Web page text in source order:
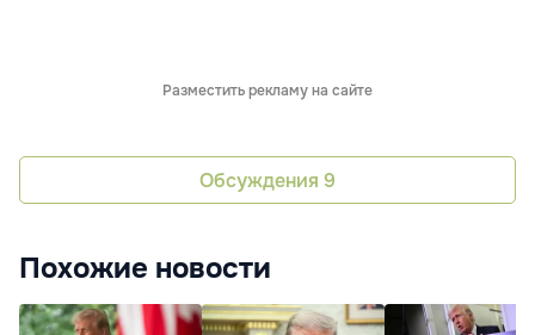
Разместить рекламу на сайте
Обсуждения 9
Похожие новости